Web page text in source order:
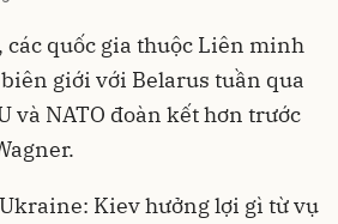
các quốc gia thuộc Liên minh
giới với Belarus tuần qua
và NATO đoàn kết hơn trước
Kiev hưởng lợi gì từ vụ